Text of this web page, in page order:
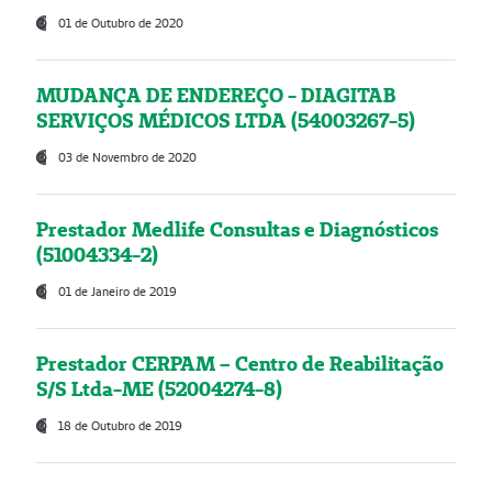
01 de Outubro de 2020
MUDANÇA DE ENDEREÇO - DIAGITAB
SERVIÇOS MÉDICOS LTDA (54003267-5)
03 de Novembro de 2020
Prestador Medlife Consultas e Diagnósticos
(51004334-2)
01 de Janeiro de 2019
Prestador CERPAM – Centro de Reabilitação
S/S Ltda-ME (52004274-8)
18 de Outubro de 2019